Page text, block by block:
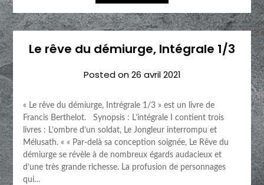
Le rêve du démiurge, Intégrale 1/3
Posted on26 avril 2021
« Le rêve du démiurge, Intrégrale 1/3 » est un livre de
Francis Berthelot. Synopsis : L’intégrale I contient trois
livres : L’ombre d’un soldat, Le Jongleur interrompu et
Mélusath. « « Par-delà sa conception soignée, Le Rêve du
démiurge se révèle à de nombreux égards audacieux et
d’une très grande richesse. La profusion de personnages
qui…